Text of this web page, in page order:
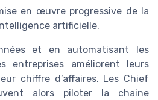
en œuvre progressive de la
artificielle.
et en automatisant les
entreprises améliorent leurs
chiffre d’affaires. Les Chief
alors piloter la chaine